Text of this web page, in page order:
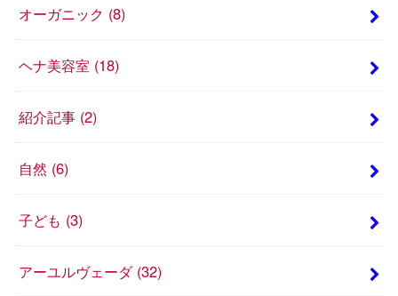
オーガニック (8)
ヘナ美容室 (18)
紹介記事 (2)
自然 (6)
子ども (3)
アーユルヴェーダ (32)